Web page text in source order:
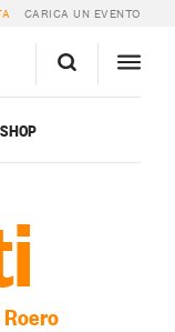
CARICA UN EVENTO
SHOP